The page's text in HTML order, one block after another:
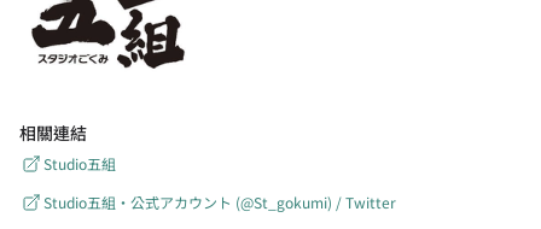
相關連結
Studio五組
Studio五組・公式アカウント (@St_gokumi) / Twitter